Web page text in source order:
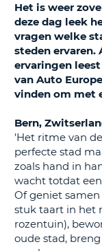
Het is weer
deze dag leek
vragen welke
steden ervaren.
ervaringen
van Auto
vinden om met
Bern,
'Het ritme van
perfecte stad
zoals hand in
wacht totdat
Of geniet
stuk taart in het
rozentuin),
oude stad,